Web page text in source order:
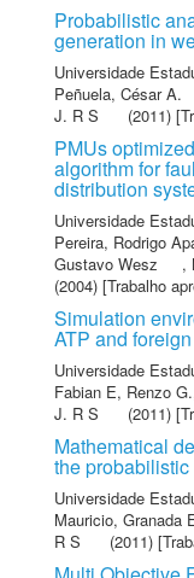
Probabilistic
generation in
Universidade
Peñuela, César A.
J. R S
(2011)
PMUs
algorithm for
distribution
Universidade
Pereira, Rodrigo
Gustavo Wesz
,
(2004) [Trabalho
Simulation
ATP and
Universidade
Fabian E, Renzo G.
J. R S
(2011)
Mathematical
the
Universidade
Mauricio, Granada
R S
(2011)